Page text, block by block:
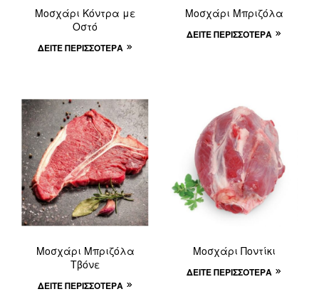
Μοσχάρι Κόντρα με
Οστό
ΔΕΊΤΕ ΠΕΡΙΣΣΌΤΕΡΑ
Μοσχάρι Μπριζόλα
ΔΕΊΤΕ ΠΕΡΙΣΣΌΤΕΡΑ
Μοσχάρι Μπριζόλα
Τβόνε
ΔΕΊΤΕ ΠΕΡΙΣΣΌΤΕΡΑ
Μοσχάρι Ποντίκι
ΔΕΊΤΕ ΠΕΡΙΣΣΌΤΕΡΑ